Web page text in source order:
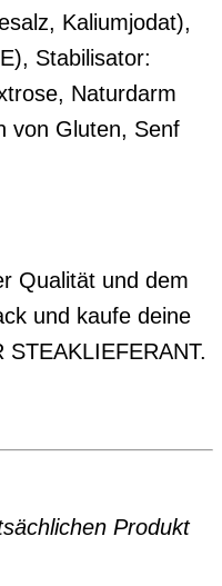
Kaliumjodat),
Stabilisator:
Naturdarm
von Gluten, Senf
Qualität und dem
und kaufe deine
Produkt